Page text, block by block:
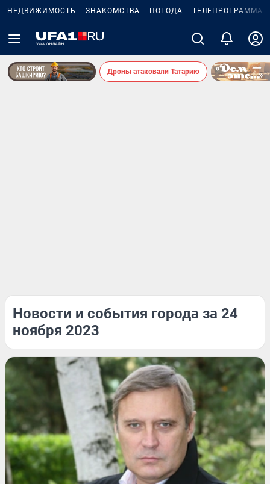
НЕДВИЖИМОСТЬ ЗНАКОМСТВА ПОГОДА ТЕЛЕПРОГРАММА
Дроны атаковали Татарию
Новости и события города за 24
ноября 2023